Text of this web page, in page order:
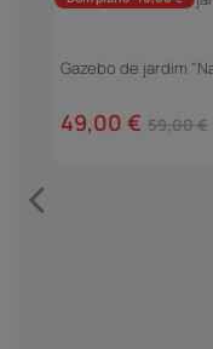
Gazebo de jardim
49,00 € 59,00 €